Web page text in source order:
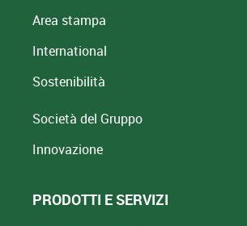
Area stampa
International
Sostenibilità
Società del Gruppo
Innovazione
PRODOTTI E SERVIZI